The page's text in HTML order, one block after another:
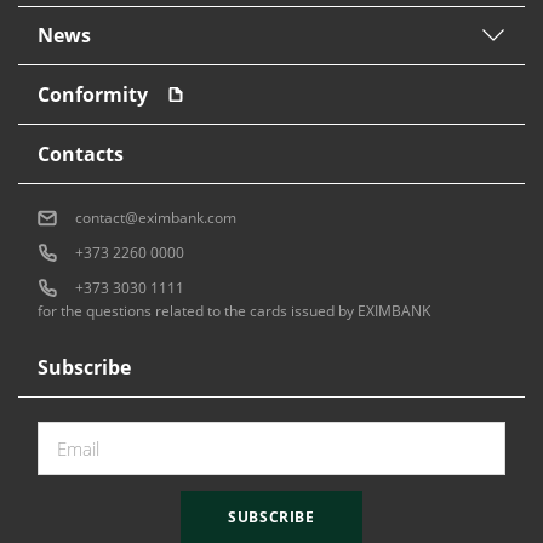
News
Conformity
Subscribe
SUBSCRIBE
Contacts
contact@eximbank.com
+373 2260 0000
+373 3030 1111
for the questions related to the cards issued by EXIMBANK